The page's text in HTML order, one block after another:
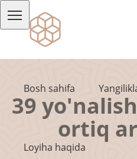
Bosh sahifa
Loyiha haqida
39
ortiq